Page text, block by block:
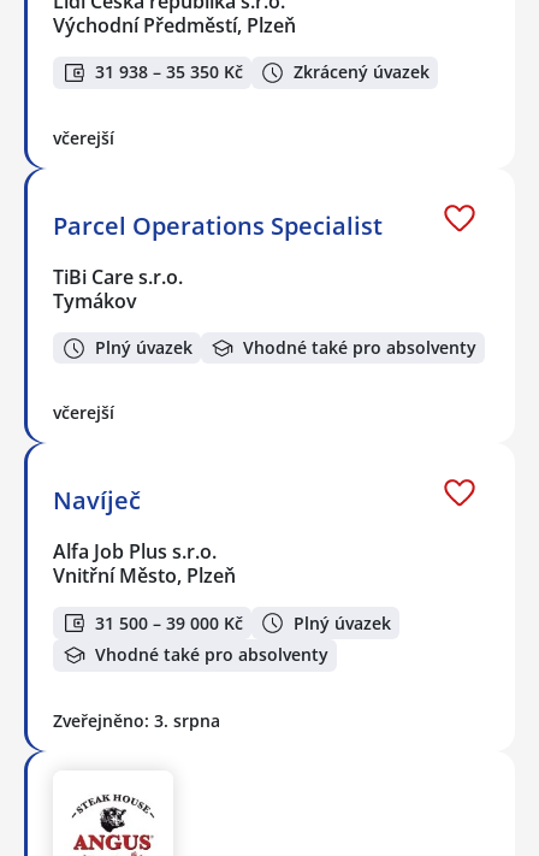
Východní Předměstí, Plzeň
31 938 – 35 350 Kč Zkrácený úvazek
včerejší
Parcel Operations Specialist
TiBi Care s.r.o.
Tymákov
Plný úvazek Vhodné také pro absolventy
včerejší
Navíječ
Alfa Job Plus s.r.o.
Vnitřní Město, Plzeň
31 500 – 39 000 Kč
Plný úvazek
Vhodné také pro absolventy
Zveřejněno: 3. srpna